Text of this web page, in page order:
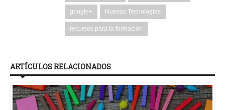
google+ Nuevas Tecnologias
recursos para la formación
ARTÍCULOS RELACIONADOS